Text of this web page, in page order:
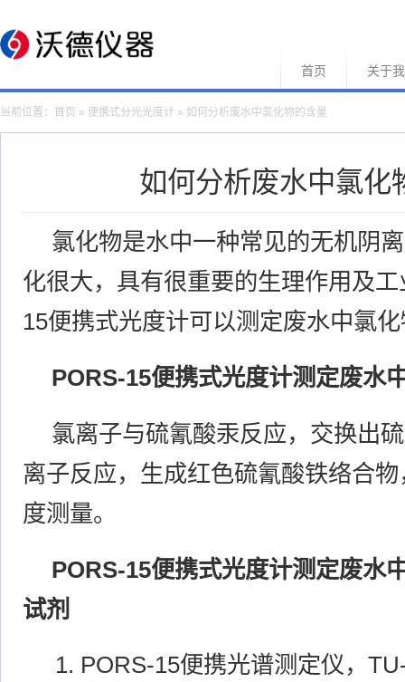
首页 关于
当前位置： 首页 » 便携式分光光度计 » 如何分析废水中氯化物的含量
如何分析废水中氯化
氯化物是水中一种常见的无机阴
化很大，具有很重要的生理作用及
15便携式光度计可以测定废水中氯
PORS-15便携式光度计测定废水
氯离子与硫氰酸汞反应，交换出
离子反应，生成红色硫氰酸铁络合
度测量。
PORS-15便携式光度计测定废水
试剂
PORS-15便携光谱测定仪，